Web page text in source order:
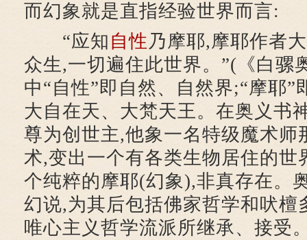
而幻象就是直指经验世界而言:
“应知 自性乃摩耶,摩耶作者
众生,一切遍住此世界。”(《白骡
中“自性”即自然、自然界;“摩耶”
大自在天、大梵天王。在奥义书
尊为创世主,他象一名特级魔术师
术,变出一个有各类生物居住的世
个纯粹的摩耶(幻象),非真存在。
幻说,为其后包括佛家哲学和吠檀
唯心主义哲学流派所继承、接受